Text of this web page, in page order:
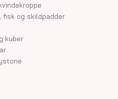
fisk og skildpadder
kuber